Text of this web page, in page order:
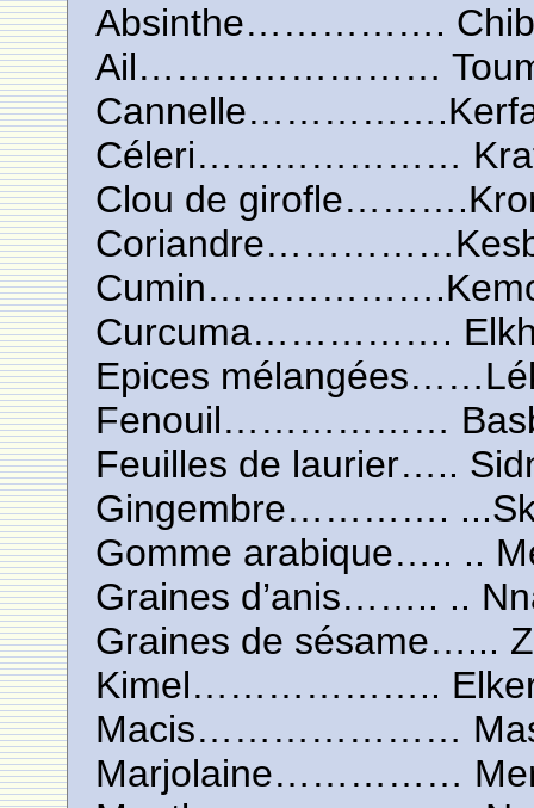
Absinthe…………….
Ail……………………
Céleri…………………
Clou de
Curcuma…………….
Epices
Fenouil………………
Feuilles de laurier…..
Gingembre………….
Gomme arabique….. ..
Graines d’anis…….. ..
Graines de sésame…...
Kimel………………..
Macis…………………
Marjolaine……………